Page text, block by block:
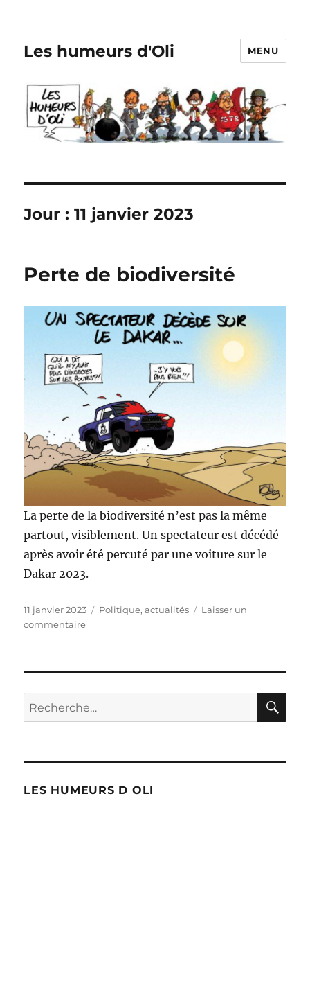
Les humeurs d'Oli MENU
Jour :11 janvier 2023
Perte de biodiversité
La perte de la biodiversité n’est pas la même
partout, visiblement. Un spectateur est décédé
après avoir été percuté par une voiture sur le
Dakar 2023.
Publié
le
11 janvier 2023 Catégories
Politique, actualités
Laisser un
commentairesur
Recherche
pour :
LES HUMEURS D OLI